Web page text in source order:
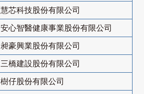
慧芯科技股份有限公司
安心智醫健康事業股份有限公司
昶豪興業股份有限公司
三橋建設股份有限公司
樹仔股份有限公司